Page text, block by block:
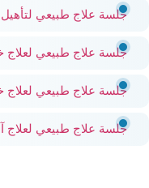
جلسة علاج طبيعي
جلسة علاج طبيعي لعلاج
جلسة علاج طبيعي لعلاج
جلسة علاج طبيعي لعلاج